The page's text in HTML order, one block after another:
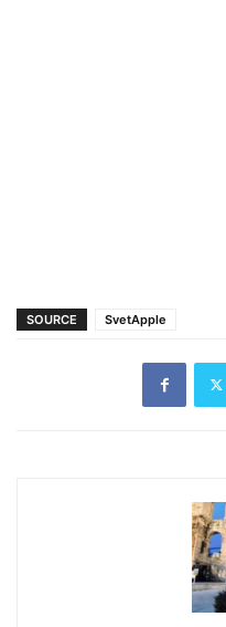
SOURCE SvetApple